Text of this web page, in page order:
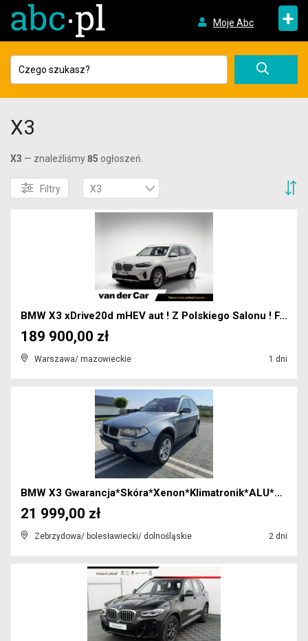
Moje Abc +
X3
X3 — znaleźliśmy85 ogłoszeń.
Filtry X3
BMW X3 xDrive20d mHEV aut ! Z Polskiego Salonu ! F...
Warszawa/ mazowieckie 1 dni
189 900,00 zł
BMW X3 Gwarancja*Skóra*Xenon*Klimatronik*ALU*2xPDC...
Zebrzydowa/ bolesławiecki/ dolnośląskie 2 dni
21 999,00 zł